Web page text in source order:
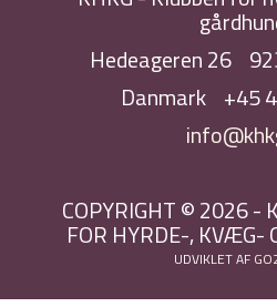
Hedeageren 26
Danmark +45
COPYRIGHT © 2026 -
FOR HYRDE-, KVÆG-
UDVIKLET AF